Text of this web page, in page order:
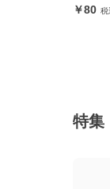
80
特集